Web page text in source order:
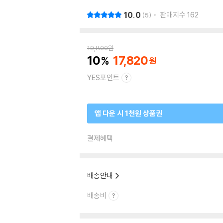
10.0 5 판매지수 162
19,800원
10 17,820
YES포인트
앱 다운 시 1천원 상품권
결제혜택
배송안내
배송비